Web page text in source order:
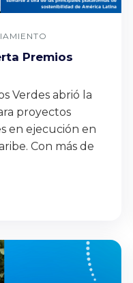
Premios
Verdes abrió la
proyectos
en ejecución en
Con más de